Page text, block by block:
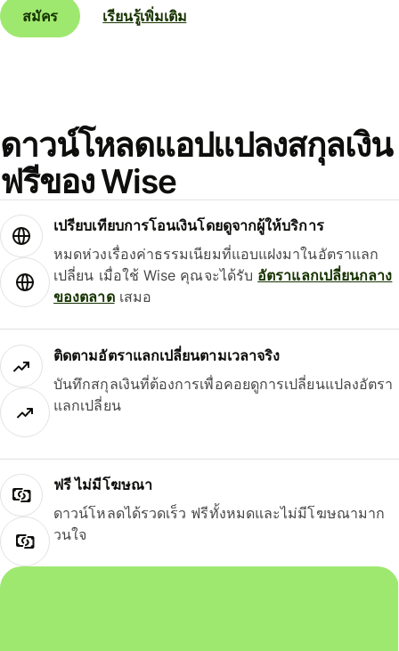
สมัคร เรียนรู้เพิ่มเติม
ดาวน์โหลดแอปแปลงสกุลเงิน
ฟรีของ Wise
เปรียบเทียบการโอนเงินโดยดูจากผู้ให้บริการ
หมดห่วงเรื่องค่าธรรมเนียมที่แอบแฝงมาในอัตราแลก
เปลี่ยน เมื่อใช้ Wise คุณจะได้รับ อัตราแลกเปลี่ยนกลาง
ของตลาดเสมอ
ติดตามอัตราแลกเปลี่ยนตามเวลาจริง
บันทึกสกุลเงินที่ต้องการเพื่อคอยดูการเปลี่ยนแปลงอัตรา
แลกเปลี่ยน
ฟรี ไม่มีโฆษณา
ดาวน์โหลดได้รวดเร็ว ฟรีทั้งหมดและไม่มีโฆษณามาก
วนใจ